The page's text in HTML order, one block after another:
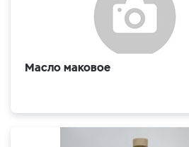
Масло маковое